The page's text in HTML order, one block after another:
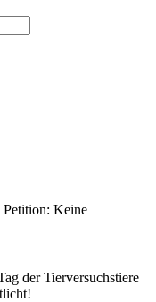
Petition: Keine
der Tierversuchstiere